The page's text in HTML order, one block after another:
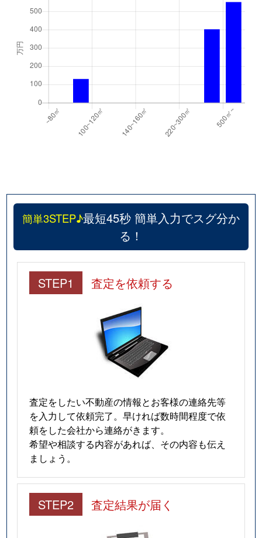
簡単3STEP♪最短45秒 簡単入力でスグ分か
る！
STEP1 査定を依頼する
査定をしたい不動産の情報とお客様の連絡先等
を入力して依頼完了。早ければ数時間程度で依
頼をした会社から連絡がきます。
希望や相談する内容があれば、その内容も伝え
ましょう。
STEP2 査定結果が届く